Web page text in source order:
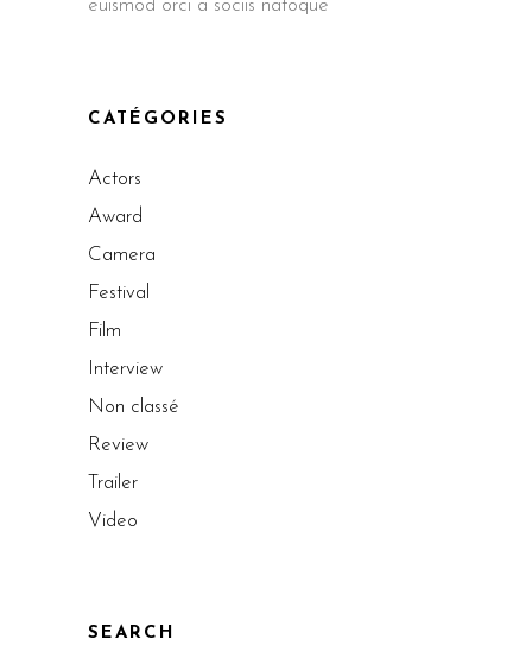
euismod orci a sociis natoque
CATÉGORIES
Actors
Award
Camera
Festival
Film
Interview
Non classé
Review
Trailer
Video
SEARCH